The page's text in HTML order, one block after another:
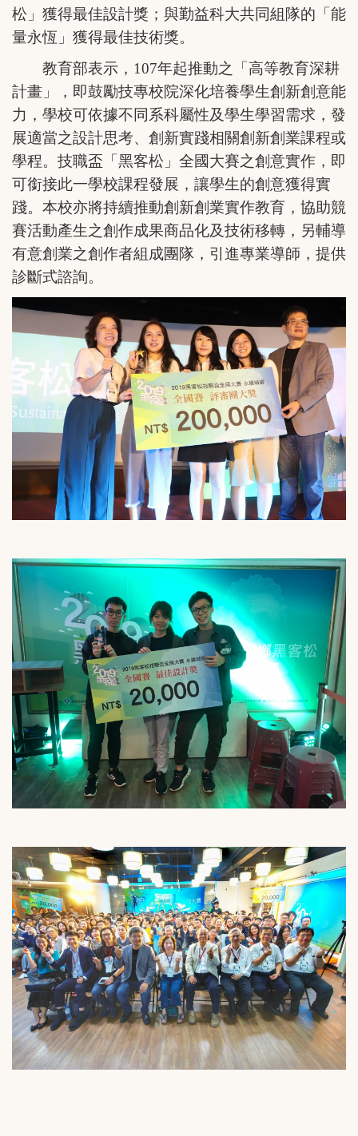
松」獲得最佳設計獎；與勤益科大共同組隊的「能
量永恆」獲得最佳技術獎。
教育部表示，107年起推動之「高等教育深耕
計畫」，即鼓勵技專校院深化培養學生創新創意能
力，學校可依據不同系科屬性及學生學習需求，發
展適當之設計思考、創新實踐相關創新創業課程或
學程。技職盃「黑客松」全國大賽之創意實作，即
可銜接此一學校課程發展，讓學生的創意獲得實
踐。本校亦將持續推動創新創業實作教育，協助競
賽活動產生之創作成果商品化及技術移轉，另輔導
有意創業之創作者組成團隊，引進專業導師，提供
診斷式諮詢。